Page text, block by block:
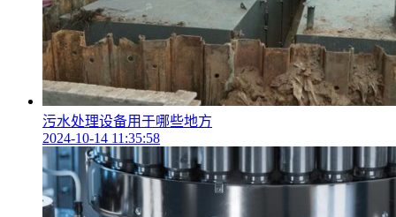
污水处理设备用于哪些地方
2024-10-14 11:35:58